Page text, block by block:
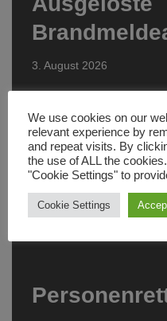
3. August 2026
We use cookies on our
relevant experience by
and repeat visits. By
the use of ALL the
"Cookie Settings" to
Cookie Settings